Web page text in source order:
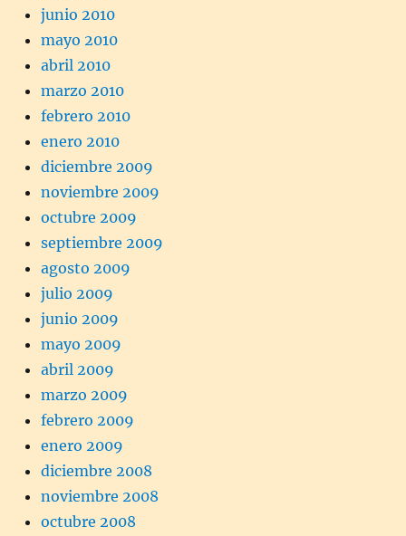
junio 2010
mayo 2010
abril 2010
marzo 2010
febrero 2010
enero 2010
diciembre 2009
noviembre 2009
octubre 2009
septiembre 2009
agosto 2009
julio 2009
junio 2009
mayo 2009
abril 2009
marzo 2009
febrero 2009
enero 2009
diciembre 2008
noviembre 2008
octubre 2008